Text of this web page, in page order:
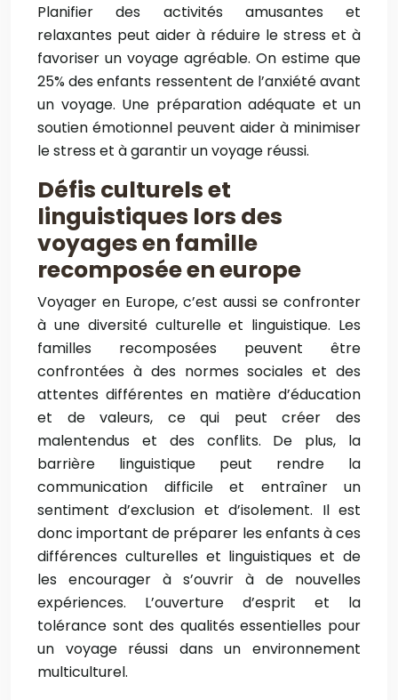
Planifier des activités amusantes et
relaxantes peut aider à réduire le stress et à
favoriser un voyage agréable. On estime que
25% des enfants ressentent de l’anxiété avant
un voyage. Une préparation adéquate et un
soutien émotionnel peuvent aider à minimiser
le stress et à garantir un voyage réussi.
Défis culturels et
linguistiques lors des
voyages en famille
recomposée en europe
Voyager en Europe, c’est aussi se confronter
à une diversité culturelle et linguistique. Les
familles recomposées peuvent être
confrontées à des normes sociales et des
attentes différentes en matière d’éducation
et de valeurs, ce qui peut créer des
malentendus et des conflits. De plus, la
barrière linguistique peut rendre la
communication difficile et entraîner un
sentiment d’exclusion et d’isolement. Il est
donc important de préparer les enfants à ces
différences culturelles et linguistiques et de
les encourager à s’ouvrir à de nouvelles
expériences. L’ouverture d’esprit et la
tolérance sont des qualités essentielles pour
un voyage réussi dans un environnement
multiculturel.